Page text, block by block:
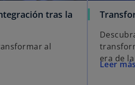
tras la
al
era de
Leer más